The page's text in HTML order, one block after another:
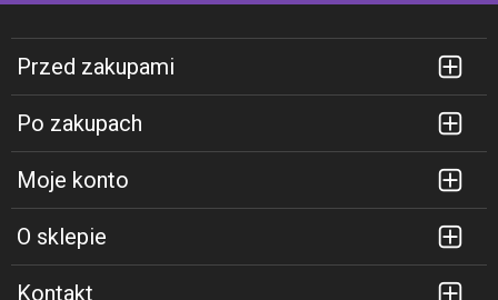
Przed zakupami
Po zakupach
Moje konto
O sklepie
Kontakt